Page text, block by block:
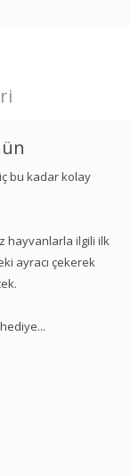
bu kadar kolay
hayvanlarla ilgili ilk
ayracı çekerek